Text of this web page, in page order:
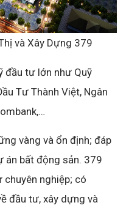
và Xây Dựng 379
đầu tư lớn như Quỹ
Tư Thành Việt, Ngân
vàng và ổn định; đáp
án bất động sản. 379
nghiệp; có
đầu tư, xây dựng và